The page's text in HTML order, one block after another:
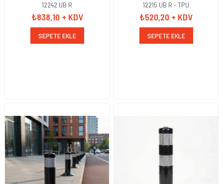
12242 UB R
₺838,10 + KDV
SEPETE EKLE
12215 UB R - TPU
₺520,20 + KDV
SEPETE EKLE